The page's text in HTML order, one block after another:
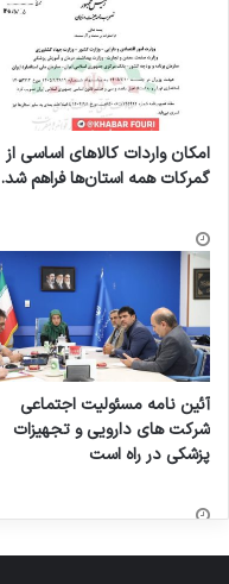
امکان واردات کالاهای اساسی از
گمرکات همه استان‌ها فراهم شد.
آئین نامه مسئولیت اجتماعی
شرکت های دارویی و تجهیزات
پزشکی در راه است